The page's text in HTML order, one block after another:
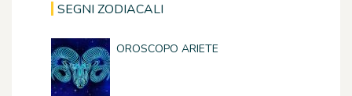
SEGNI ZODIACALI
OROSCOPO ARIETE